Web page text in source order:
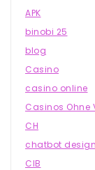
APK
binobi 25
blog
Casino
casino online
Casinos Ohne
CH
chatbot
CIB